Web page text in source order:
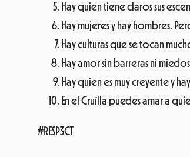
Hay quien tiene claros sus
Hay mujeres y hay hombres.
Hay culturas que se tocan
Hay amor sin barreras ni
Hay quien es muy creyente y
En el Cruïlla puedes amar a
#RESP3CT